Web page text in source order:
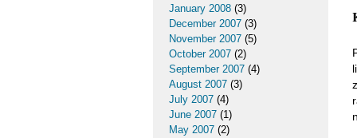
January 2008 (3)
December 2007 (3)
November 2007 (5)
October 2007 (2)
September 2007 (4)
August 2007 (3)
July 2007 (4)
June 2007 (1)
May 2007 (2)